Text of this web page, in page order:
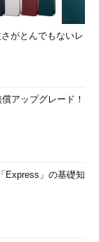
がとんでもないレ
アップグレード！
Express」の基礎知